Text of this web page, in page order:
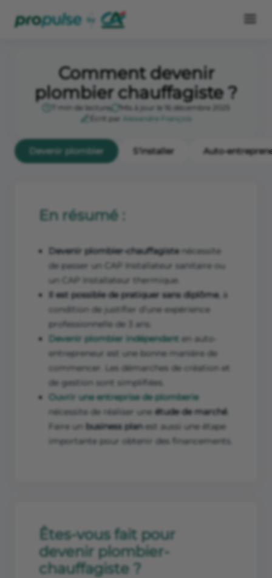
Comment devenir
plombier chauffagiste ?
7 min de lecture
Mis à jour le 16 décembre 2025
Écrit par
Alexandre François
Devenir plombier S'installer Auto-
En résumé :
Devenir plombier-chauffagistenécessite
de passer un CAP Installateur sanitaire ou
un CAP Installateur thermique.
Il est possible de pratiquer sans diplôme, à
condition de justifier d’une expérience
professionnelle de 3 ans.
Devenir plombier indépendant en auto-
entrepreneur est une bonne manière de
commencer. Les démarches de création et
de gestion sont simplifiées.
Ouvrir une entreprise de plomberie
nécessite de réaliser une étude de marché.
Faire un business planest aussi une étape
importante pour obtenir des financements.
Êtes-vous fait pour
devenir plombier-
chauffagiste ?